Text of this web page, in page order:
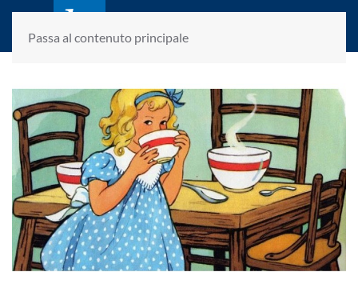
Passa al contenuto principale
laletteraturaenoi.it
fondato da Romano Luperini